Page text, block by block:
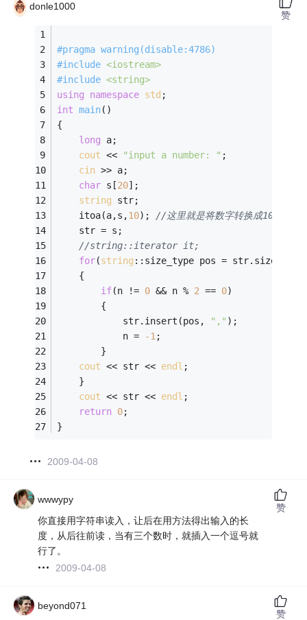
donle1000
#pragma warning (disable:4786)
#include <iostream>
#include <string>
using
namespace std ;
int main()
{
long a;
cout << "input a number: " ;
cin >> a;
char s[20];
string str;
	itoa(a,s,
10); //这里就是将数字转换成10进制数
	str = s;
//string::iterator it;
for(string ::size_type pos = str.size()
	{
if(n != 0 && n % 2 == 0)
		{
			str.insert(pos,
"," );
			n =
-1;
		}
cout << str << endl ;
	}
cout << str << endl ;
return 0;
}
2009-04-08
赞
wwwypy
你直接用字符串读入，让后在用方法得出输入的长
度，从后往前读，当有三个数时，就插入一个逗号就
行了。
2009-04-08
赞
beyond071
赞